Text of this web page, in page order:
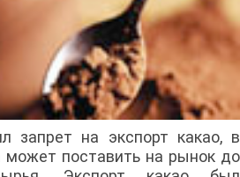
запрет на экспорт какао, в
может поставить на рынок до